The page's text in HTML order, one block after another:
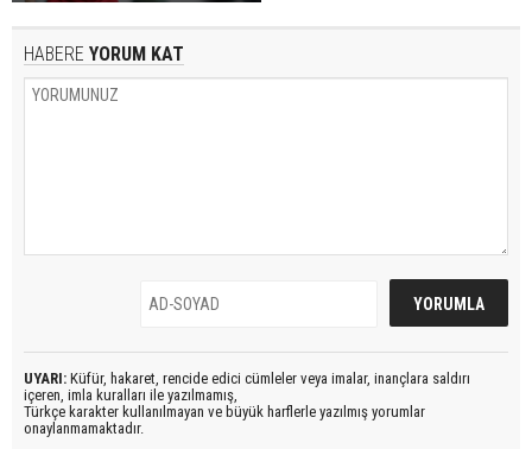
HABERE YORUM KAT
UYARI: Küfür, hakaret, rencide edici cümleler veya imalar, inançlara saldırı
içeren, imla kuralları ile yazılmamış,
Türkçe karakter kullanılmayan ve büyük harflerle yazılmış yorumlar
onaylanmamaktadır.